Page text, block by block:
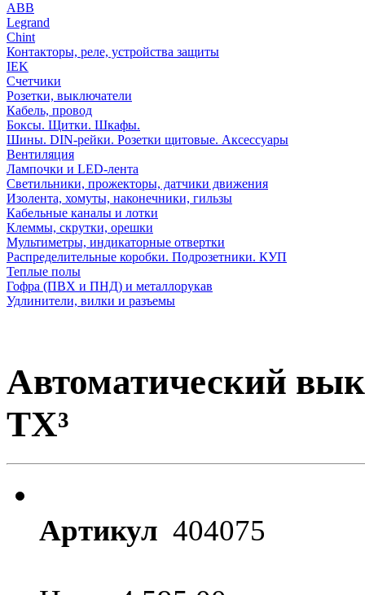
АВВ
Legrand
Chint
Контакторы, реле, устройства защиты
IEK
Счетчики
Розетки, выключатели
Кабель, провод
Боксы. Щитки. Шкафы.
Шины. DIN-рейки. Розетки щитовые. Аксессуары
Вентиляция
Лампочки и LED-лента
Светильники, прожекторы, датчики движения
Изолента, хомуты, наконечники, гильзы
Кабельные каналы и лотки
Клеммы, скрутки, орешки
Мультиметры, индикаторные отвертки
Распределительные коробки. Подрозетники. КУП
Теплые полы
Гофра (ПВХ и ПНД) и металлорукав
Удлинители, вилки и разъемы
Автоматический
TX³
Артикул 404075